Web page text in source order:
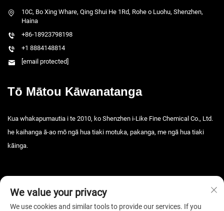
10C, Bo Xing Whare, Qing Shui He 1Rd, Rohe o Luohu, Shenzhen,
Haina
+86-18923798198
+1 8884148814
[email protected]
Tō Mātou Kāwanatanga
Kua whakapumautia i te 2010, ko Shenzhen i-Like Fine Chemical Co., Ltd.
he kaihanga ā-ao mō ngā hua tiaki motuka, pakanga, me ngā hua tiaki
kāinga.
We value your privacy
We use cookies and similar tools to provide our services. If you